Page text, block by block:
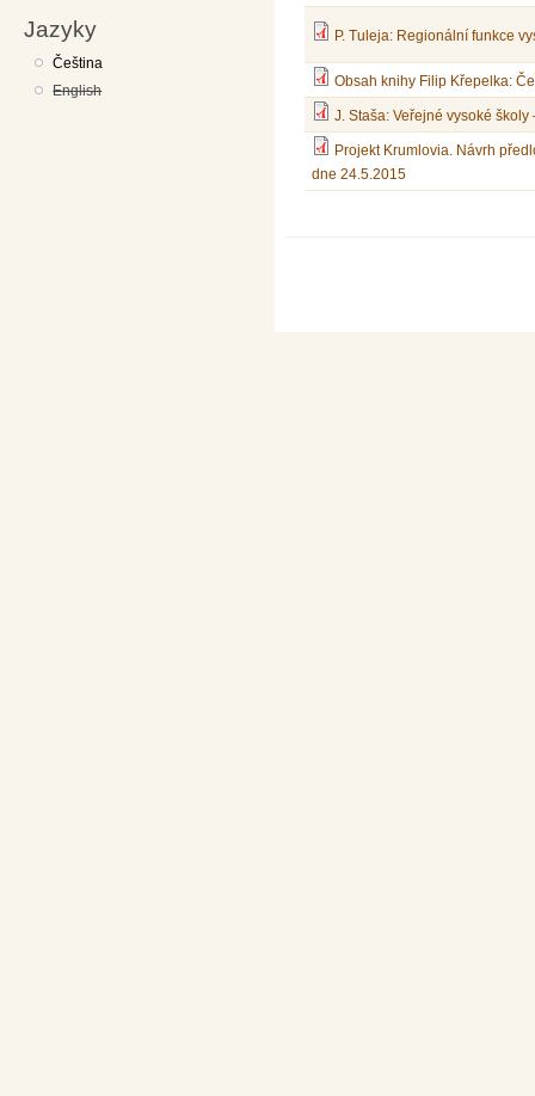
Jazyky
Čeština
English
P. Tuleja: Regionální funkce
Obsah knihy Filip Křepelka:
J. Staša: Veřejné vysoké
Projekt Krumlovia. Návrh
dne 24.5.2015